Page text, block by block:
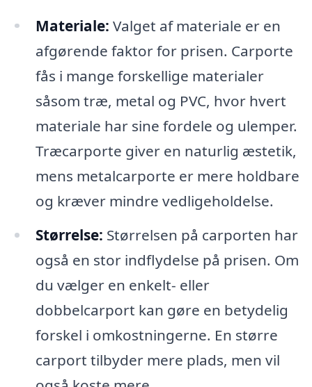
Materiale: Valget af materiale er en
afgørende faktor for prisen. Carporte
fås i mange forskellige materialer
såsom træ, metal og PVC, hvor hvert
materiale har sine fordele og ulemper.
Træcarporte giver en naturlig æstetik,
mens metalcarporte er mere holdbare
og kræver mindre vedligeholdelse.
Størrelse: Størrelsen på carporten har
også en stor indflydelse på prisen. Om
du vælger en enkelt- eller
dobbelcarport kan gøre en betydelig
forskel i omkostningerne. En større
carport tilbyder mere plads, men vil